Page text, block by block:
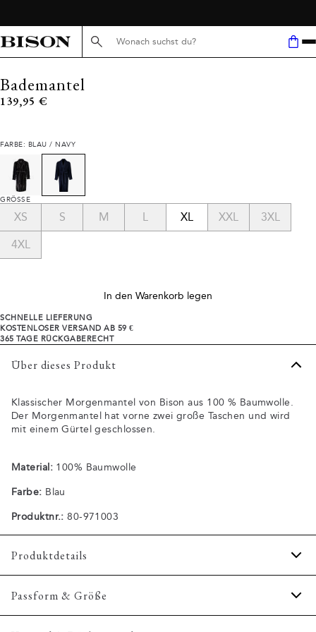
Suche hier...
Bademantel
Preis
139,95 €
FARBE: BLAU / NAVY
GRÖSSE
XS S M L XL XXL 3XL
4XL
In den Warenkorb legen
SCHNELLE LIEFERUNG
KOSTENLOSER VERSAND AB 59 €
365 TAGE RÜCKGABERECHT
Über dieses Produkt
Klassischer Morgenmantel von Bison aus 100 % Baumwolle.
Der Morgenmantel hat vorne zwei große Taschen und wird
mit einem Gürtel geschlossen.
Material:100% Baumwolle
Farbe: Blau
Produktnr.: 80-971003
Produktdetails
Zwei offene Taschen vorne.
Wird mit einem Gürtel geschlossen.
Passform & Größe